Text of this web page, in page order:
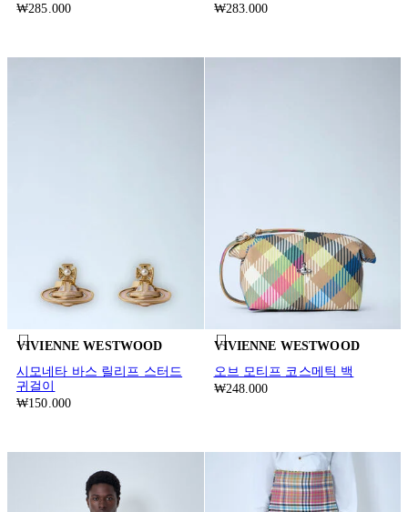
₩285.000
₩283.000
VIVIENNE WESTWOOD
시모네타 바스 릴리프 스터드
귀걸이
₩150.000
VIVIENNE WESTWOOD
오브 모티프 코스메틱 백
₩248.000